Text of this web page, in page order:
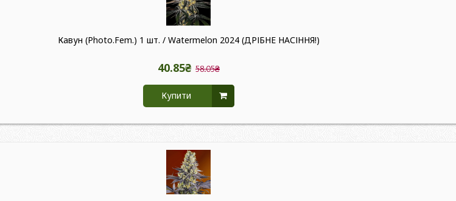
Кавун (Photo.Fem.) 1 шт. / Watermelon 2024 (ДРІБНЕ НАСІННЯ!)
40.85₴ 58.05₴
Купити